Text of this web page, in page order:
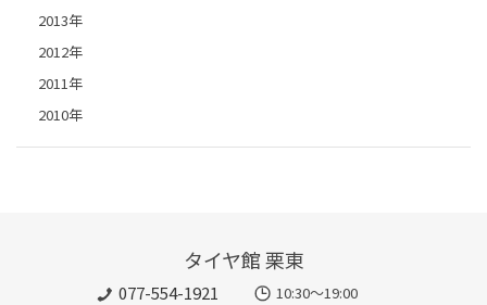
2013年
2012年
2011年
2010年
タイヤ館 栗東
077-554-1921
10:30～19:00